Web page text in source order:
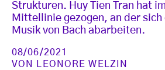
Strukturen. Huy Tien Tran hat
Mittellinie gezogen, an der sich
Musik von Bach abarbeiten.
08/06/2021
VON
LEONORE WELZIN